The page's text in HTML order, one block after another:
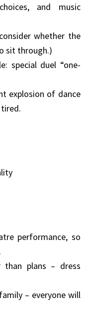
and music
whether the
sit through.)
special duel “one-
explosion of dance
performance, so
than plans – dress
– everyone will